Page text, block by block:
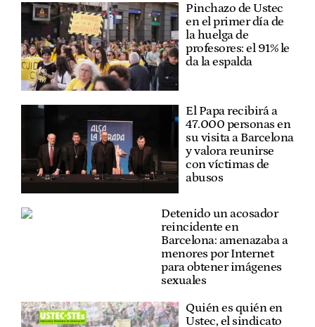
Pinchazo de Ustec
en el primer día de
la huelga de
profesores: el 91% le
da la espalda
El Papa recibirá a
47.000 personas en
su visita a Barcelona
y valora reunirse
con víctimas de
abusos
Detenido un acosador
reincidente en
Barcelona: amenazaba a
menores por Internet
para obtener imágenes
sexuales
Quién es quién en
Ustec, el sindicato